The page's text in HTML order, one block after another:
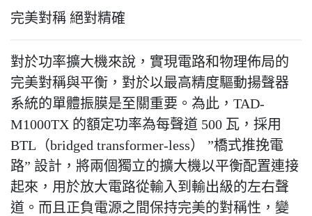
完美對稱 絕對精確
對於功率擴大機來說，實現電路和物理佈局的
完美對稱與平衡，對於以最高精度驅動揚聲器
系統的單體振膜是至關重要。為此，TAD-
M1000TX 的額定功率為每聲道 500 瓦，採用
BTL（bridged transformer-less） ”橋式推挽電
路” 設計，將兩個獨立的擴大機以平衡配置連接
起來，用於放大電路從輸入到輸出級的左右聲
道。而且正負電源之間保持完美的對稱性，變